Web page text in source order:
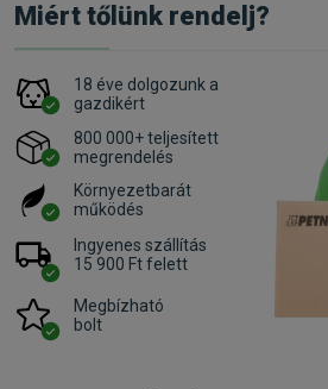
Miért tőlünk rendelj?
18 éve dolgozunk a
gazdikért
800 000+ teljesített
megrendelés
Környezetbarát
működés
Ingyenes szállítás
15 900 Ft felett
Megbízható
bolt